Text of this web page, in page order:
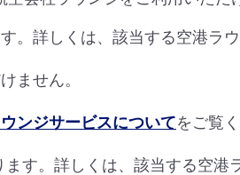
。詳しくは、該当する空港ラ
ません。
ンジサービスについてをご覧
す。詳しくは、該当する空港